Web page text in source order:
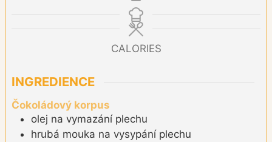
CALORIES
INGREDIENCE
Čokoládový korpus
olej na vymazání plechu
hrubá mouka na vysypání plechu